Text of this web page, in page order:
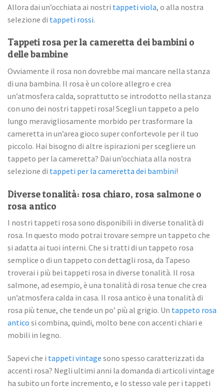
Allora dai un’occhiata ai nostri tappeti viola, o alla nostra
selezione di tappeti rossi.
Tappeti rosa per la cameretta dei bambini o
delle bambine
Ovviamente il rosa non dovrebbe mai mancare nella stanza
di una bambina. Il rosa è un colore allegro e crea
un’atmosfera calda, soprattutto se introdotto nella stanza
con uno dei nostri tappeti rosa! Scegli un tappeto a pelo
lungo meravigliosamente morbido per trasformare la
cameretta in un’area gioco super confortevole per il tuo
piccolo. Hai bisogno di altre ispirazioni per scegliere un
tappeto per la cameretta? Dai un’occhiata alla nostra
selezione di tappeti per la cameretta dei bambini!
Diverse tonalità: rosa chiaro, rosa salmone o
rosa antico
I nostri tappeti rosa sono disponibili in diverse tonalità di
rosa. In questo modo potrai trovare sempre un tappeto che
si adatta ai tuoi interni. Che si tratti di un tappeto rosa
semplice o di un tappeto con dettagli rosa, da Tapeso
troverai i più bei tappeti rosa in diverse tonalità. Il rosa
salmone, ad esempio, è una tonalità di rosa tenue che crea
un’atmosfera calda in casa. Il rosa antico è una tonalità di
rosa più tenue, che tende un po’ più al grigio. Un tappeto rosa
antico si combina, quindi, molto bene con accenti chiari e
mobili in legno.
Sapevi che i tappeti vintage sono spesso caratterizzati da
accenti rosa? Negli ultimi anni la domanda di articoli vintage
ha subito un forte incremento, e lo stesso vale per i tappeti